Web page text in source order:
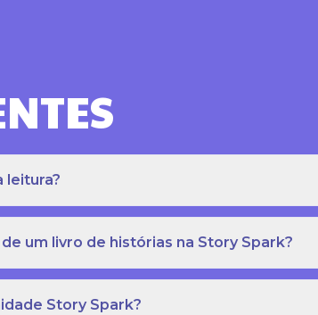
leitura?
um livro de histórias na Story Spark?
Story Spark?